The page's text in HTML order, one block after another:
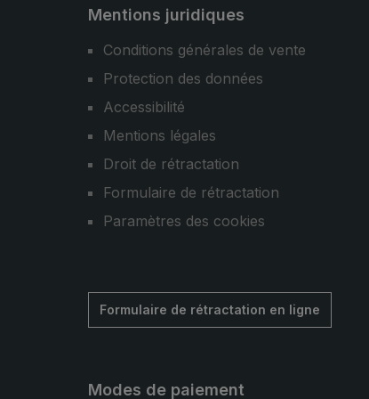
Mentions juridiques
Conditions générales de vente
Protection des données
Accessibilité
Mentions légales
Droit de rétractation
Formulaire de rétractation
Paramètres des cookies
Formulaire de rétractation en ligne
Modes de paiement